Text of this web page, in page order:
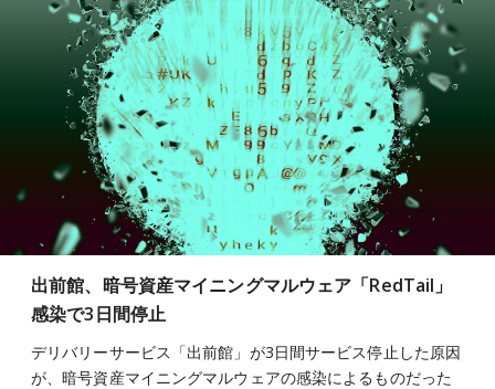
出前館、暗号資産マイニングマルウェア「RedTail」
感染で3日間停止
デリバリーサービス「出前館」が3日間サービス停止した原因
が、暗号資産マイニングマルウェアの感染によるものだった